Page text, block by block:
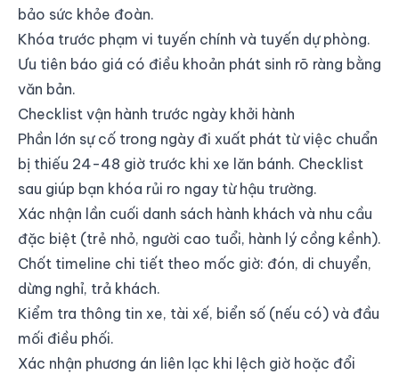
bảo sức khỏe đoàn.
Khóa trước phạm vi tuyến chính và tuyến dự phòng.
Ưu tiên báo giá có điều khoản phát sinh rõ ràng bằng
văn bản.
Checklist vận hành trước ngày khởi hành
Phần lớn sự cố trong ngày đi xuất phát từ việc chuẩn
bị thiếu 24-48 giờ trước khi xe lăn bánh. Checklist
sau giúp bạn khóa rủi ro ngay từ hậu trường.
Xác nhận lần cuối danh sách hành khách và nhu cầu
đặc biệt (trẻ nhỏ, người cao tuổi, hành lý cồng kềnh).
Chốt timeline chi tiết theo mốc giờ: đón, di chuyển,
dừng nghỉ, trả khách.
Kiểm tra thông tin xe, tài xế, biển số (nếu có) và đầu
mối điều phối.
Xác nhận phương án liên lạc khi lệch giờ hoặc đổi